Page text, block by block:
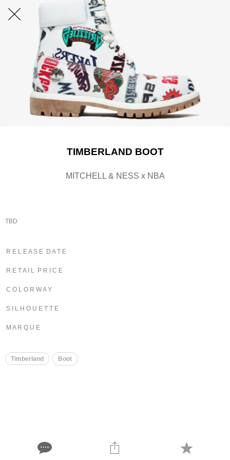
TIMBERLAND BOOT
MITCHELL & NESS x NBA
TBD
R E L E A S E D A T E
R E T A I L P R I C E
C O L O R W A Y
S I L H O U E T T E
M A R Q U E
Timberland Boot